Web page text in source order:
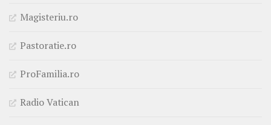
Magisteriu.ro
Pastoratie.ro
ProFamilia.ro
Radio Vatican